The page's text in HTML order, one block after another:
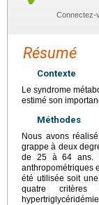
Connectez-
Résumé
Contexte
Le syndrome
estimé son
Méthodes
Nous avons
grappe à deux
de 25 à 64 ans.
anthropométriques
été utilisée soit
quatre critères